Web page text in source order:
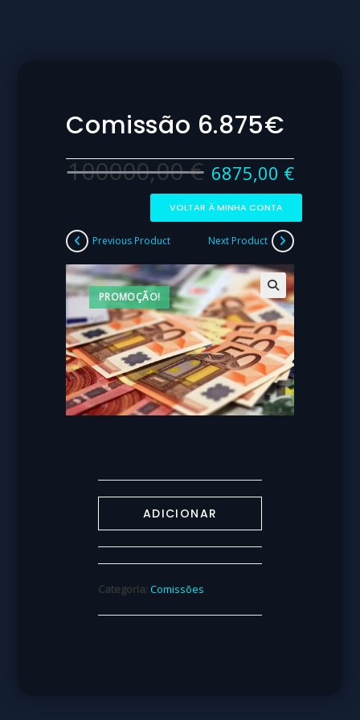
Comissão 6.875€
100000,00€ 6875,00 €
VOLTAR À MINHA CONTA
PROMOÇÃO!
Previous Product Next Product
ADICIONAR
Categoria:Comissões